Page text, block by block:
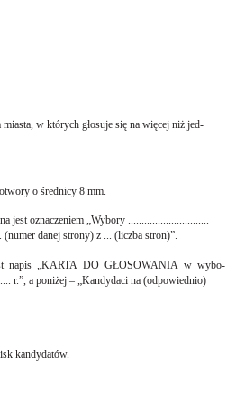
w których głosuje się na więcej niż jed-
o średnicy 8 mm.
jest oznaczeniem „Wybory ..............................
danej strony) z ... (liczba stron)”.
napis „KARTA DO GŁOSOWANIA w wybo-
r.”, a poniżej – „Kandydaci na (odpowiednio)
kandydatów.